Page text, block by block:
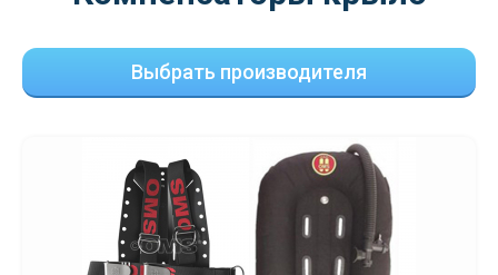
Выбрать производителя